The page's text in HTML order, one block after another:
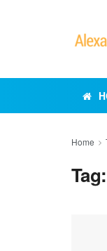
Home
Tag: